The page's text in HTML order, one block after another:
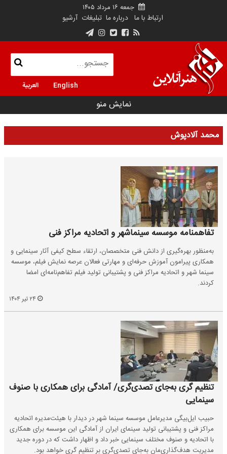
جمعه ۱۶ مرداد ۱۴۰۵
ارتباط با ما درباره ما تبلیغات آرشیو
English العربية
نمایش منو
محمد آلادپوش
تفاهمنامه موسسه سینماشهر و اتحادیه مراکز فنی
به‌منظور بهره‌گیری از دانش فنی متخصصان، ارتقاء سطح کیفی آثار سینمایی و
همکاری پیرامون آموزش حرفه‌ای و مهارتی فعالان عرصه نمایش فیلم، موسسه
سینما شهر و اتحادیه مراکز فنی و پشتیبانی تولید فیلم تفاهم‌نامه‌ای امضا
کردند.
تنظیم گری به‌جای تصدی‌گری/ آمادگی برای همکاری با صنوف
سینمایی
حبیب ایل‌بیگی مدیرعامل موسسه سینما شهر در دیدار با هیئت‌مدیره اتحادیه
مراکز فنی و پشتیبانی تولید سینمای ایران از آمادگی این موسسه برای همکاری
با اتحادیه و صنوف مختلف سینمایی خبر داد و اظهار داشت که در دوره جدید
مدیریت هدف‌گذاری‌مان به‌جای تصدی‌گری بر تنظیم گری خواهد بود.